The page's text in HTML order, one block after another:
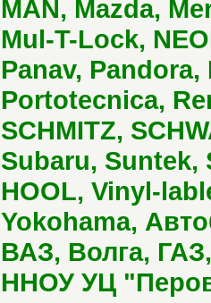
MAN, Mazda,
Mul-T-Lock,
Panav, Pandora,
Portotecnica,
SCHMITZ,
Subaru, Suntek,
HOOL, Vinyl-
Yokohama,
ВАЗ, Волга,
ННОУ УЦ